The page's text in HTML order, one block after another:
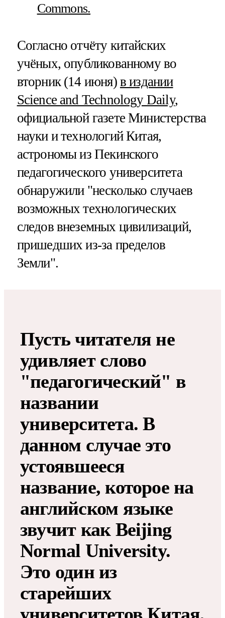
Commons.
Согласно отчёту китайских
учёных, опубликованному во
вторник (14 июня) в издании
Science and Technology Daily,
официальной газете Министерства
науки и технологий Китая,
астрономы из Пекинского
педагогического университета
обнаружили "несколько случаев
возможных технологических
следов внеземных цивилизаций,
пришедших из-за пределов
Земли".
Пусть читателя не
удивляет слово
"педагогический" в
названии
университета. В
данном случае это
устоявшееся
название, которое на
английском языке
звучит как Beijing
Normal University.
Это один из
старейших